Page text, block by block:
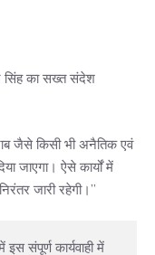
सिंह का सख्त संदेश
जैसे किसी भी अनैतिक एवं
जाएगा। ऐसे कार्यों में
जारी रहेगी।”